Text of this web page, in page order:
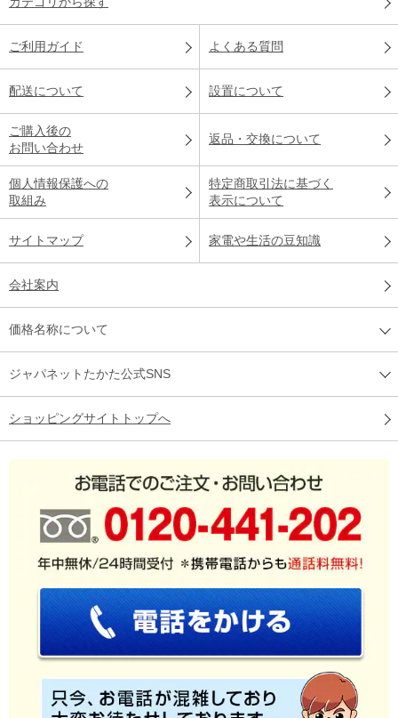
ご利用ガイド よくある質問
配送について 設置について
ご購入後の
お問い合わせ
返品・交換について
個人情報保護への
取組み
特定商取引法に基づく
表示について
サイトマップ 家電や生活の豆知識
会社案内
価格名称について
ジャパネットたかた公式SNS
ショッピングサイトトップへ